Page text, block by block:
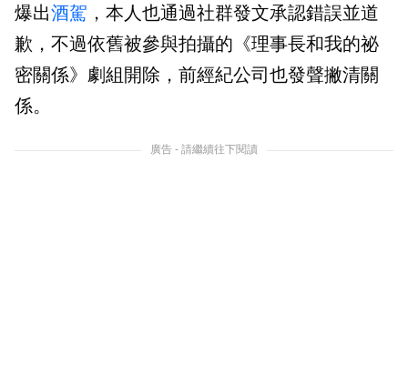
爆出酒駕 ，本人也通過社群發文承認錯誤並道
歉，不過依舊被參與拍攝的《理事長和我的祕
密關係》劇組開除，前經紀公司也發聲撇清關
係。
廣告 - 請繼續往下閱讀